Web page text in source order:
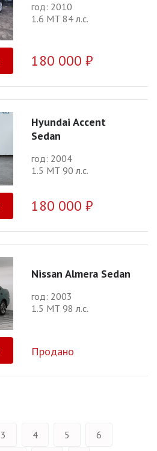
год: 2010
1.6 МТ 84 л.с.
180 000 ₽
Hyundai Accent
Sedan
год: 2004
1.5 МТ 90 л.с.
180 000 ₽
Nissan Almera Sedan
год: 2003
1.5 МТ 98 л.с.
Продано
3 4 5
6